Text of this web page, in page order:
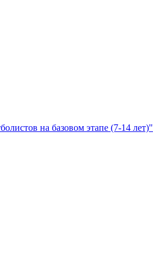
на базовом этапе (7-14 лет)"